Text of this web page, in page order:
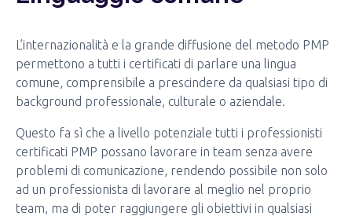
L’internazionalità e la grande diffusione del metodo PMP
permettono a tutti i certificati di parlare una lingua
comune, comprensibile a prescindere da qualsiasi tipo di
background professionale, culturale o aziendale.
Questo fa sì che a livello potenziale tutti i professionisti
certificati PMP possano lavorare in team senza avere
problemi di comunicazione, rendendo possibile non solo
ad un professionista di lavorare al meglio nel proprio
team, ma di poter raggiungere gli obiettivi in qualsiasi